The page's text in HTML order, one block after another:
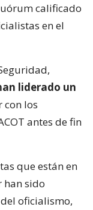
calificado
en el
liderado un
con los
antes de fin
que están en
han sido
oficialismo,